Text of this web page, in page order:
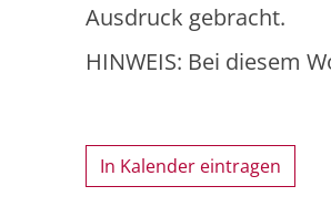
Ausdruck gebracht.
HINWEIS: Bei diesem
In Kalender eintragen